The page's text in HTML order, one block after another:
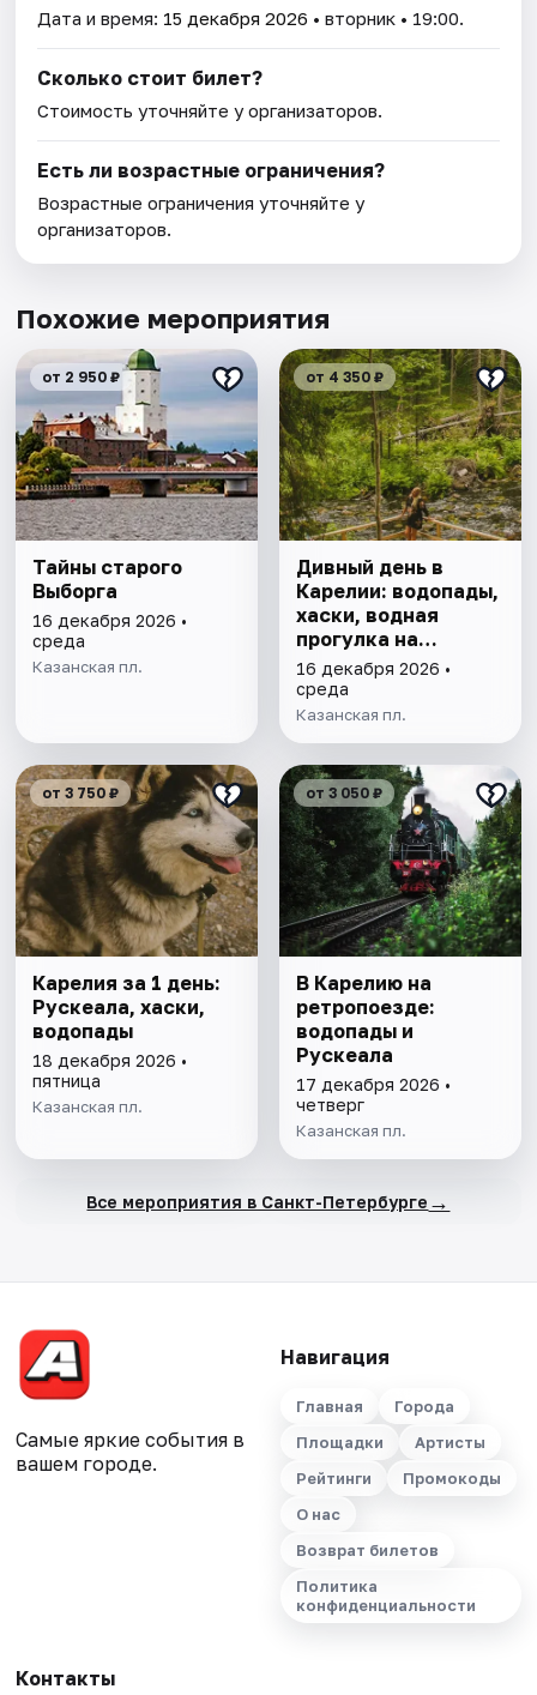
Дата и время: 15 декабря 2026 • вторник • 19:00.
Сколько стоит билет?
Стоимость уточняйте у организаторов.
Есть ли возрастные ограничения?
Возрастные ограничения уточняйте у
организаторов.
Похожие мероприятия
от 2 950 ₽
Тайны старого
Выборга
16 декабря 2026 •
среда
Казанская пл.
от 4 350 ₽
Дивный день в
Карелии: водопады,
хаски, водная
прогулка на
драккаре к
форелевой ферме
16 декабря 2026 •
среда
Казанская пл.
от 3 750 ₽
Карелия за 1 день:
Рускеала, хаски,
водопады
18 декабря 2026 •
пятница
Казанская пл.
от 3 050 ₽
В Карелию на
ретропоезде:
водопады и
Рускеала
17 декабря 2026 •
четверг
Казанская пл.
Все мероприятия в Санкт-Петербурге →
Самые яркие события в
вашем городе.
Навигация
Главная
Города
Площадки
Артисты
Рейтинги
Промокоды
О нас
Возврат билетов
Политика
конфиденциальности
Контакты